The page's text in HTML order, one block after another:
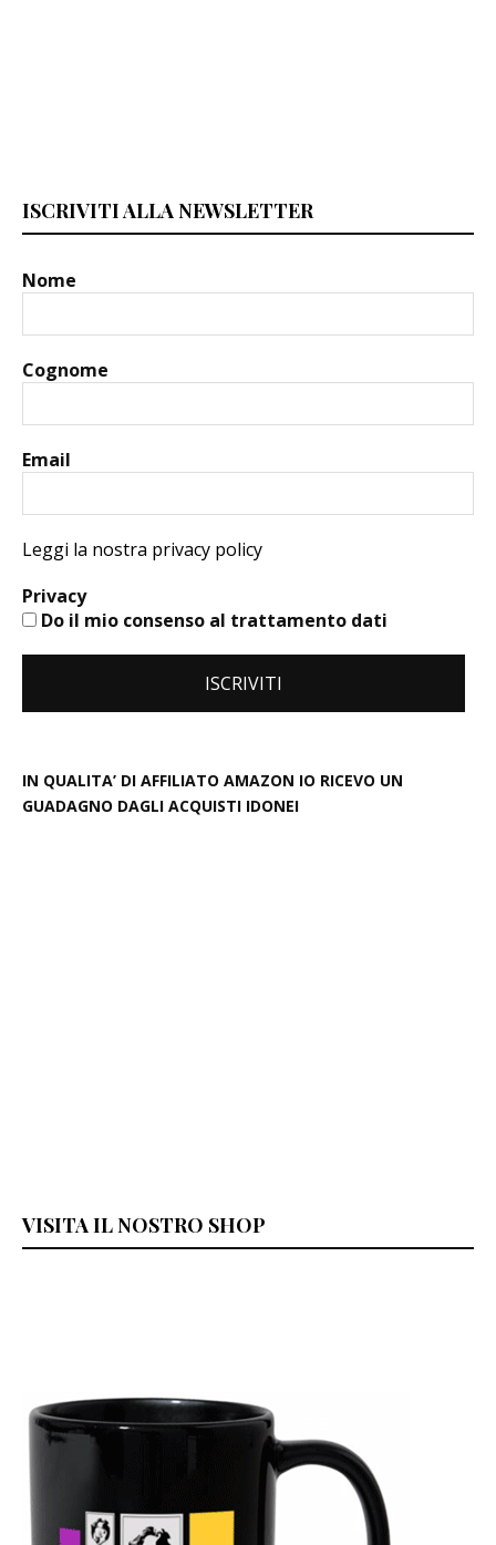
ISCRIVITI ALLA NEWSLETTER
Nome
Cognome
Email
Leggi la nostra privacy policy
Privacy
Do il mio consenso al trattamento dati
IN QUALITA’ DI AFFILIATO AMAZON IO RICEVO UN
GUADAGNO DAGLI ACQUISTI IDONEI
VISITA IL NOSTRO SHOP